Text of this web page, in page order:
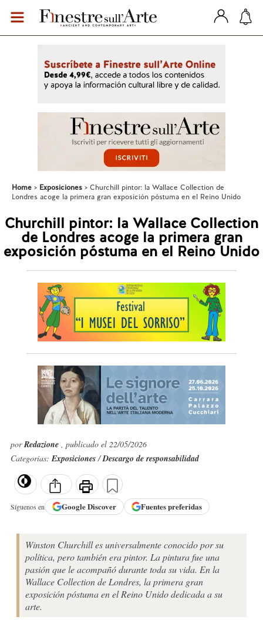
Home Exposiciones
Churchill pintor: la Wallace Collection de
Londres acoge la primera gran exposición póstuma en el Reino Unido
Churchill pintor: la Wallace Collection
de Londres acoge la primera gran
exposición póstuma en el Reino Unido
porRedazione , publicado el 22/05/2026
Categorías:Exposiciones/Descargo de responsabilidad
Síguenos en GoogleDiscover Fuentes preferidas
Winston Churchill es universalmente conocido por su
política, pero también era pintor. La pintura fue una
pasión que le acompañó durante toda su vida. En la
Wallace Collection de Londres, la primera gran
exposición póstuma en el Reino Unido dedicada a su
arte.